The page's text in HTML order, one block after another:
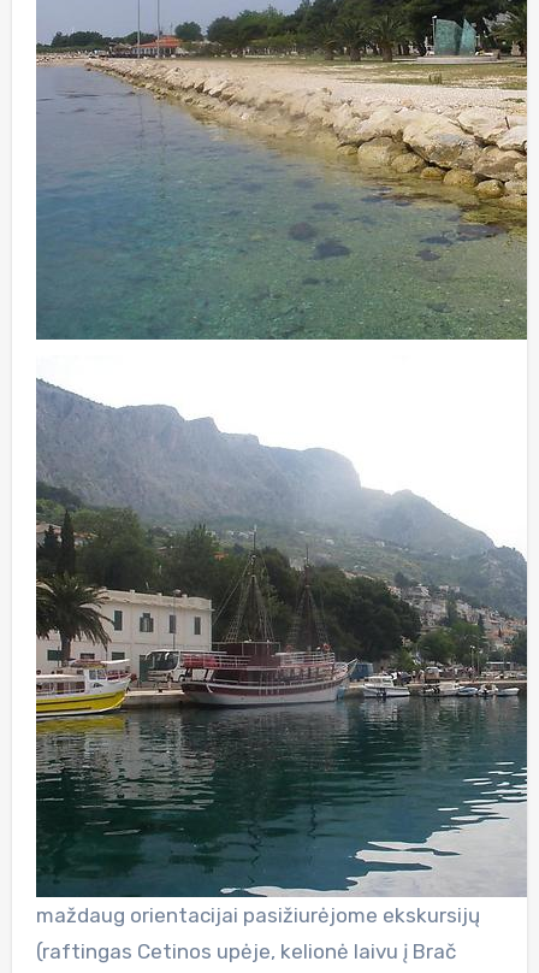
maždaug orientacijai pasižiurėjome ekskursijų
(raftingas Cetinos upėje, kelionė laivu į Brač